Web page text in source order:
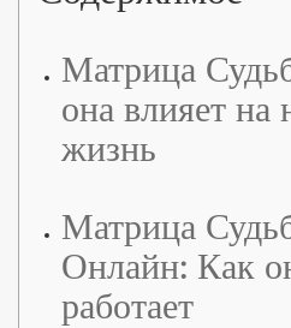
Матрица
она влияет на
жизнь
Матрица
Онлайн: Как
работает